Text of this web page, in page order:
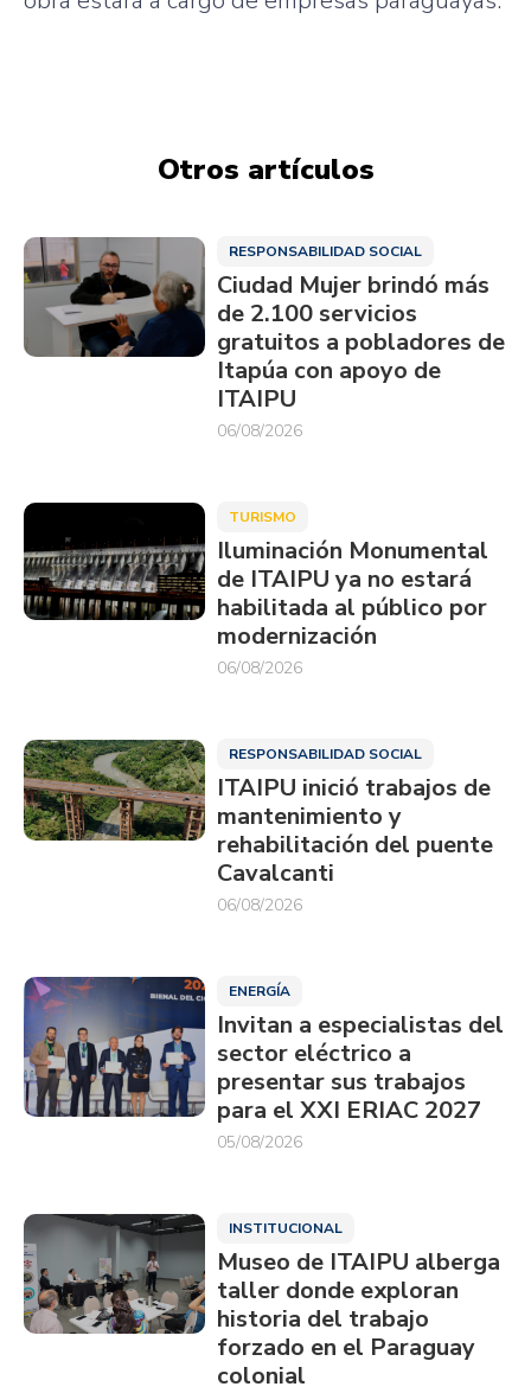
Otros artículos
RESPONSABILIDAD SOCIAL
Ciudad Mujer brindó más
de 2.100 servicios
gratuitos a pobladores de
Itapúa con apoyo de
ITAIPU
06/08/2026
TURISMO
Iluminación Monumental
de ITAIPU ya no estará
habilitada al público por
modernización
06/08/2026
RESPONSABILIDAD SOCIAL
ITAIPU inició trabajos de
mantenimiento y
rehabilitación del puente
Cavalcanti
06/08/2026
ENERGÍA
Invitan a especialistas del
sector eléctrico a
presentar sus trabajos
para el XXI ERIAC 2027
05/08/2026
INSTITUCIONAL
Museo de ITAIPU alberga
taller donde exploran
historia del trabajo
forzado en el Paraguay
colonial